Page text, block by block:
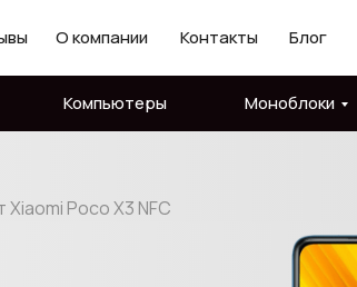
Компьютеры Моноблоки
О компании Контакты Блог
Poco X3 NFC